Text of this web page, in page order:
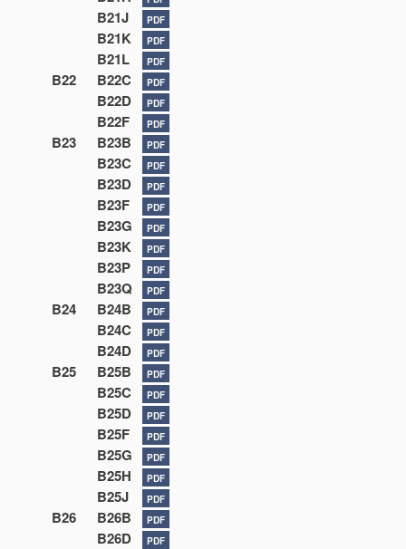
B21J PDF
B21K PDF
B21L PDF
B22 B22C PDF
B22D PDF
B22F PDF
B23 B23B PDF
B23C PDF
B23D PDF
B23F PDF
B23G PDF
B23K PDF
B23P PDF
B23Q PDF
B24 B24B PDF
B24C PDF
B24D PDF
B25 B25B PDF
B25C PDF
B25D PDF
B25F PDF
B25G PDF
B25H PDF
B25J PDF
B26 B26B PDF
B26D PDF